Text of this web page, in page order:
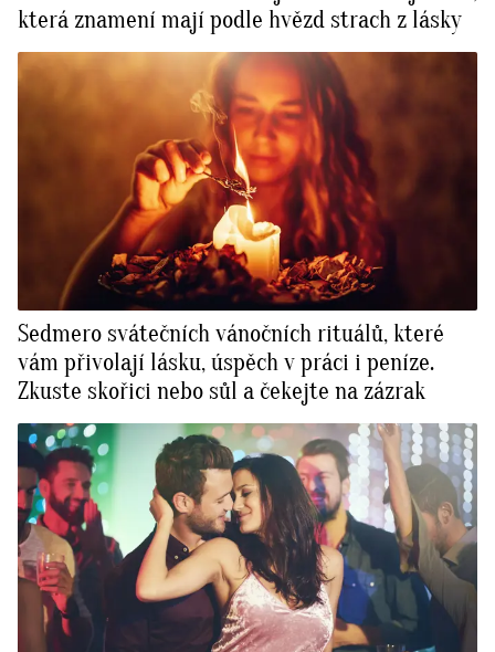
která znamení mají podle hvězd strach z lásky
Sedmero svátečních vánočních rituálů, které
vám přivolají lásku, úspěch v práci i peníze.
Zkuste skořici nebo sůl a čekejte na zázrak